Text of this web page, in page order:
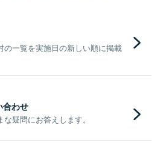
の一覧を実施日の新しい順に掲載
合わせ
疑問にお答えします。